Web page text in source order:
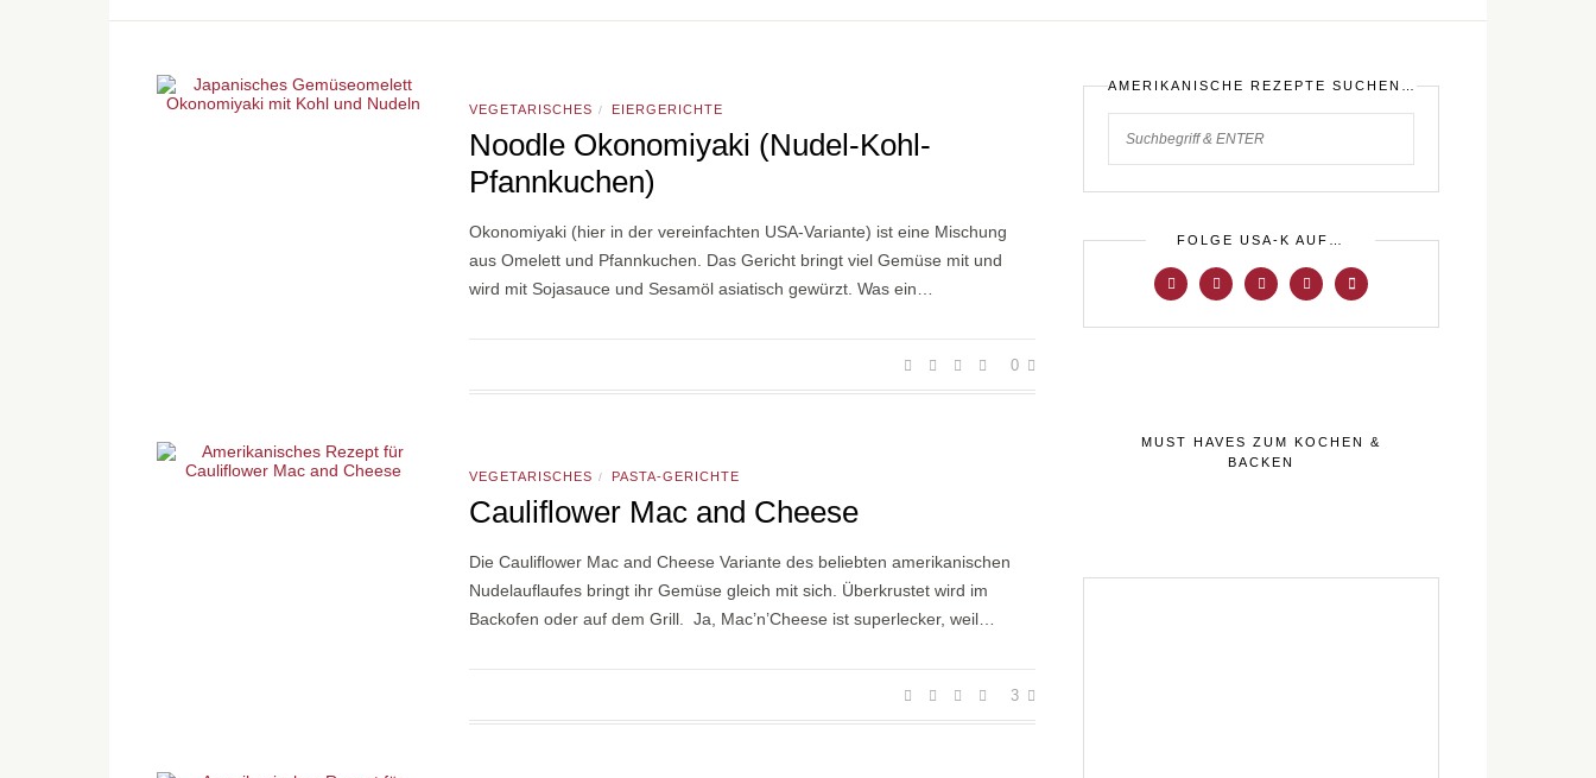
VEGETARISCHES / EIERGERICHTE
Noodle Okonomiyaki (Nudel-Kohl-
Pfannkuchen)
Okonomiyaki (hier in der vereinfachten USA-Variante) ist eine Mischung
aus Omelett und Pfannkuchen. Das Gericht bringt viel Gemüse mit und
wird mit Sojasauce und Sesamöl asiatisch gewürzt. Was ein…
0
VEGETARISCHES / PASTA-GERICHTE
Cauliflower Mac and Cheese
Die Cauliflower Mac and Cheese Variante des beliebten amerikanischen
Nudelauflaufes bringt ihr Gemüse gleich mit sich. Überkrustet wird im
Backofen oder auf dem Grill. Ja, Mac’n’Cheese ist superlecker, weil…
3
AMERIKANISCHE REZEPTE SUCHEN…
FOLGE USA-K AUF…
MUST HAVES ZUM KOCHEN &
BACKEN